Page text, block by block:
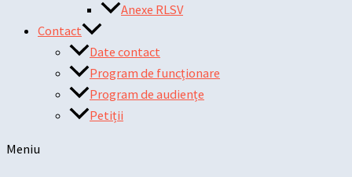
Anexe RLSV
Contact
Date contact
Program de funcționare
Program de audiențe
Petiții
Meniu